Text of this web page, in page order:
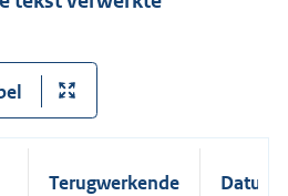
Terugwerkende
Datum